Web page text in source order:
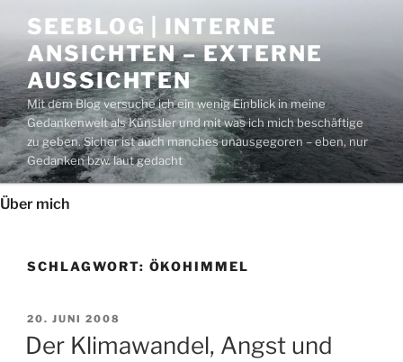
Inhalt
springen
SEEBLOG | INTERNE
ANSICHTEN – EXTERNE
AUSSICHTEN
Mit dem Blog versuche ich ein wenig Einblick in meine
Gedankenwelt als Künstler und mit was ich mich beschäftige
zu geben. Sicher ist auch manches unausgegoren – eben, nur
Gedanken bzw. laut gedacht
Über mich
SCHLAGWORT: ÖKOHIMMEL
VERÖFFENTLICHT
AM
20. JUNI 2008
Der Klimawandel, Angst und